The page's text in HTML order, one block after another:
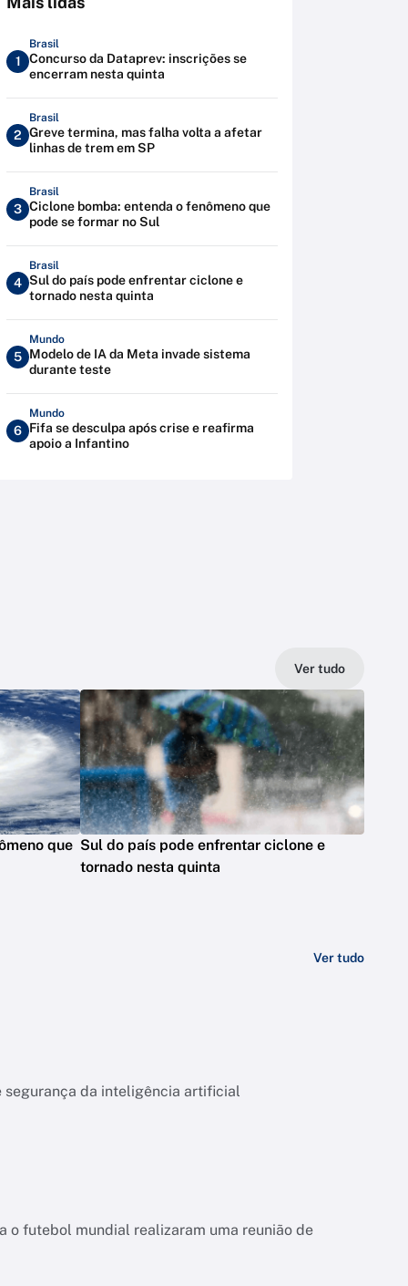
1
Brasil
Concurso da Dataprev: inscrições se
encerram nesta quinta
2
Brasil
Greve termina, mas falha volta a afetar
linhas de trem em SP
3
Brasil
Ciclone bomba: entenda o fenômeno que
pode se formar no Sul
4
Brasil
Sul do país pode enfrentar ciclone e
tornado nesta quinta
5
Mundo
Modelo de IA da Meta invade sistema
durante teste
6
Mundo
Fifa se desculpa após crise e reafirma
apoio a Infantino
Ver tudo
que Sul do país pode enfrentar ciclone e
tornado nesta quinta
Ver tudo
segurança da inteligência artificial
o futebol mundial realizaram uma reunião de